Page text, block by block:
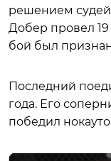
решением
Добер провел 19
бой был
Последний
года. Его
победил